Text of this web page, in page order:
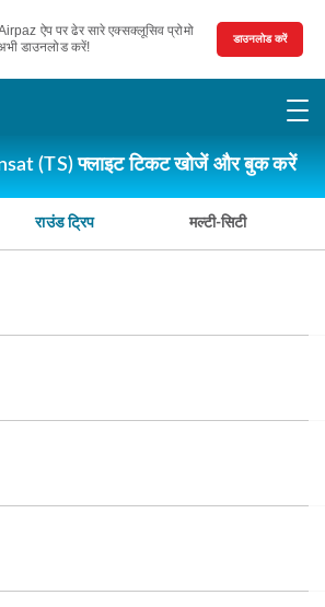
ऐप पर ढेर सारे एक्सक्लूसिव प्रोमो
डाउनलोड करें!
डाउनलोड करें
(TS) फ्लाइट टिकट खोजें और बुक करें
राउंड ट्रिप मल्टी-सिटी